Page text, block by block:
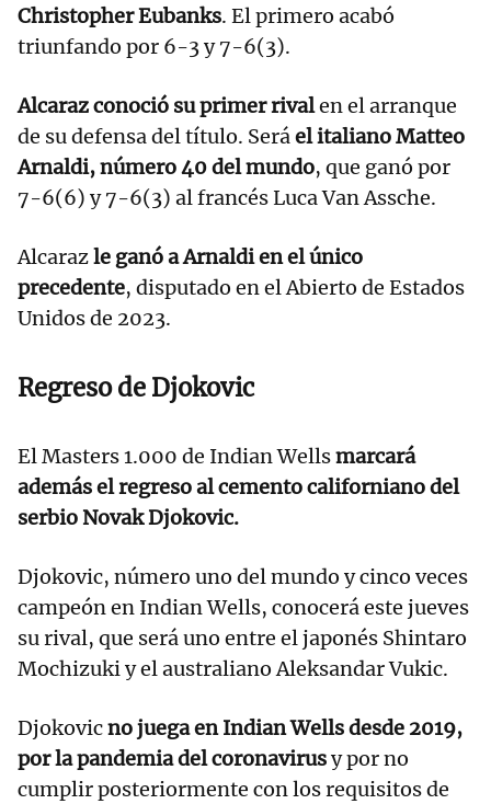
Christopher Eubanks. El primero acabó
triunfando por 6-3 y 7-6(3).
Alcaraz conoció su primer rivalen el arranque
de su defensa del título. Seráel italiano Matteo
Arnaldi, número 40 del mundo, que ganó por
7-6(6) y 7-6(3) al francés Luca Van Assche.
Alcarazle ganó a Arnaldi en el único
precedente, disputado en el Abierto de Estados
Unidos de 2023.
Regreso de Djokovic
El Masters 1.000 de Indian Wellsmarcará
además el regreso al cemento californiano del
serbio Novak Djokovic.
Djokovic, número uno del mundo y cinco veces
campeón en Indian Wells, conocerá este jueves
su rival, que será uno entre el japonés Shintaro
Mochizuki y el australiano Aleksandar Vukic.
Djokovicno juega en Indian Wells desde 2019,
por la pandemia del coronavirusy por no
cumplir posteriormente con los requisitos de